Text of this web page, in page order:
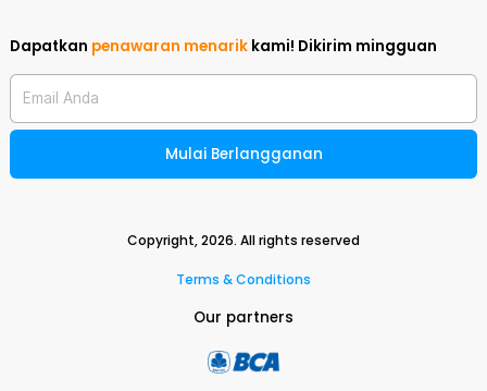
Dapatkan penawaran menarik kami! Dikirim mingguan
Email Anda
Mulai Berlangganan
Copyright,2026. All rights reserved
Terms & Conditions
Our partners